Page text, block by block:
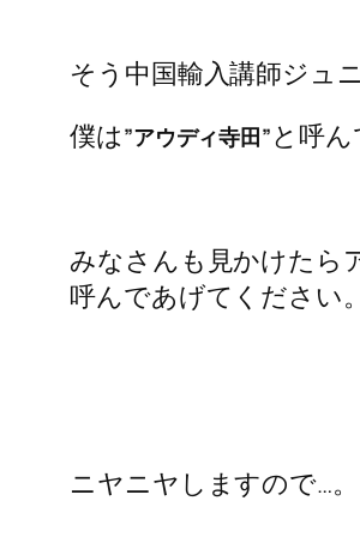
そう中国輸入講師ジュ
僕は”アウディ寺田”と呼ん
みなさんも見かけたら
呼んであげてください。
ニヤニヤしますので…。